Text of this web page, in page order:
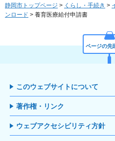
静岡市トップページ > くらし・手続き >
ンロード > 養育医療給付申請書
ページの先
このウェブサイトについて
著作権・リンク
ウェブアクセシビリティ方針